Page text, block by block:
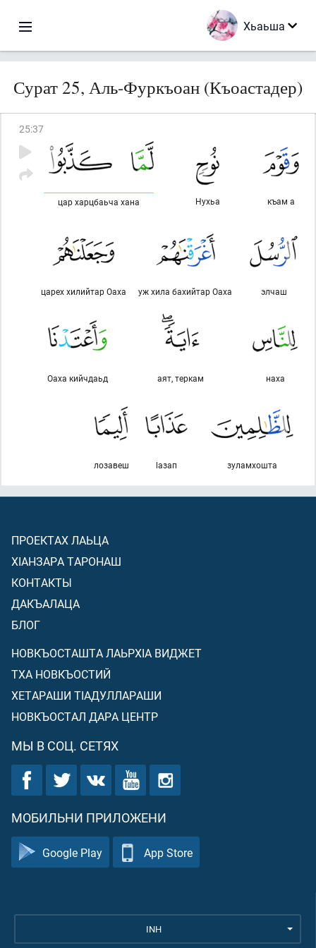
Хьаьша
Сурат 25, Аль-Фуркъоан (Къоастадер)
25:37
къам а
Нухьа
цар харцбаьча хана
элчаш
уж хила бахийтар Оаха
царех хилийтар Оаха
наха
аят, теркам
Оаха кийчдаьд
зуламхошта
lазап
лозавеш
ПРОЕКТАХ ЛАЬЦА
ХIАНЗАРА ТАРОНАШ
КОНТАКТЫ
ДАКЪАЛАЦА
БЛОГ
НОВКЪОСТАШТА ЛАЬРХIА ВИДЖЕТ
ТХА НОВКЪОСТИЙ
ХЕТАРАШИ ТIАДУЛЛАРАШИ
НОВКЪОСТАЛ ДАРА ЦЕНТР
МЫ В СОЦ. СЕТЯХ
МОБИЛЬНИ ПРИЛОЖЕНИ
Google Play App Store
INH